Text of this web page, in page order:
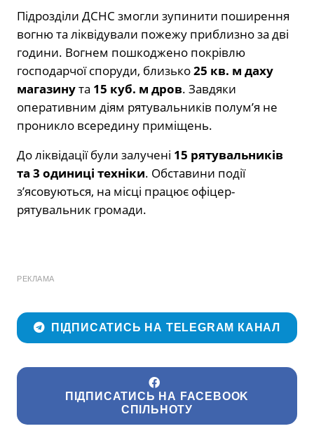
Підрозділи ДСНС змогли зупинити поширення
вогню та ліквідували пожежу приблизно за дві
години. Вогнем пошкоджено покрівлю
господарчої споруди, близько25 кв. м даху
магазинута 15 куб. м дров. Завдяки
оперативним діям рятувальників полум’я не
проникло всередину приміщень.
До ліквідації були залучені 15 рятувальників
та 3 одиниці техніки. Обставини події
з’ясовуються, на місці працює офіцер-
рятувальник громади.
РЕКЛАМА
ПІДПИСАТИСЬ НА TELEGRAM КАНАЛ
ПІДПИСАТИСЬ НА FACEBOOK
СПІЛЬНОТУ